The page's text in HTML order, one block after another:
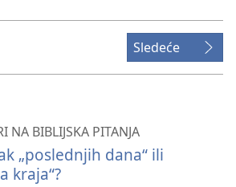
Sledeće
NA BIBLIJSKA PITANJA
„poslednjih dana“ ili
kraja“?